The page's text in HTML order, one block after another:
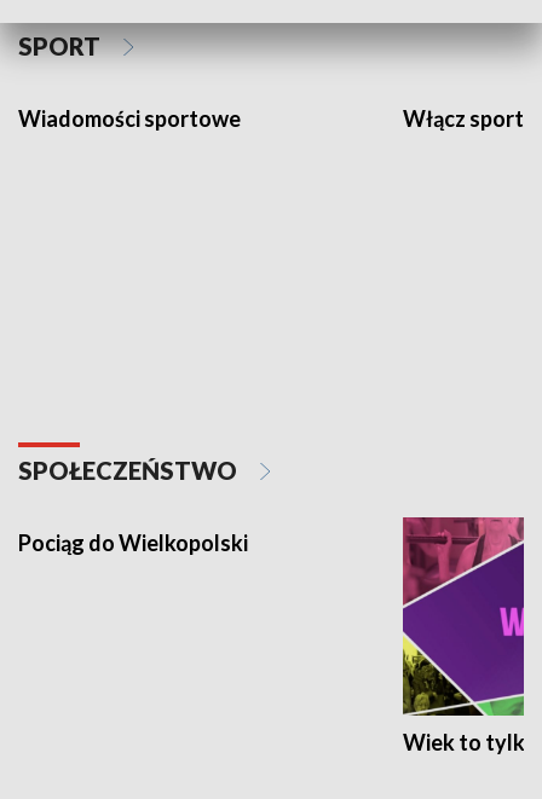
SPORT
Wiadomości sportowe Włącz sport
SPOŁECZEŃSTWO
Pociąg do Wielkopolski
Wiek to tylko